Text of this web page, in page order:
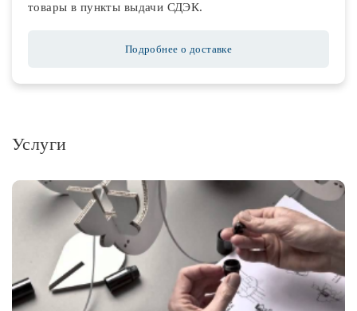
товары в пункты выдачи СДЭК.
Подробнее о доставке
Услуги